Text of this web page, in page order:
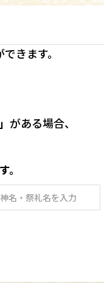
きます。
」 がある場合、
。